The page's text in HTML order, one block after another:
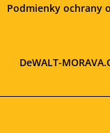
Podmienky ochrany
DeWALT-